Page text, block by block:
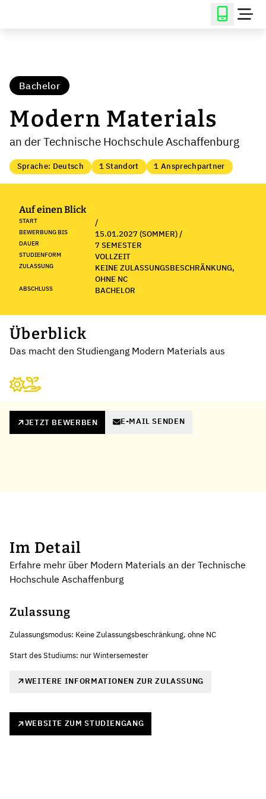
Bachelor
Modern Materials
an der Technische Hochschule Aschaffenburg
Sprache: Deutsch 1 Standort 1 Ansprechpartner
Auf einen Blick
START /
BEWERBUNG BIS 15.01.2027 (SOMMER) /
DAUER 7 SEMESTER
STUDIENFORM VOLLZEIT
ZULASSUNG
KEINE ZULASSUNGSBESCHRÄNKUNG,
OHNE NC
ABSCHLUSS BACHELOR
Überblick
Das macht den Studiengang Modern Materials aus
JETZT BEWERBEN E-MAIL SENDEN
Im Detail
Erfahre mehr über Modern Materials an der Technische
Hochschule Aschaffenburg
Zulassung
Zulassungsmodus: Keine Zulassungsbeschränkung, ohne NC
Start des Studiums: nur Wintersemester
WEITERE INFORMATIONEN ZUR ZULASSUNG
WEBSITE ZUM STUDIENGANG